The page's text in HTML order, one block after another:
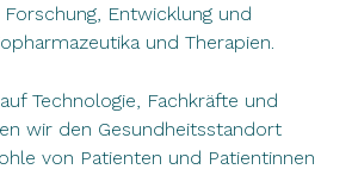
Entwicklung und
und Therapien.
Technologie, Fachkräfte und
wir den Gesundheitsstandort
von Patienten und Patientinnen